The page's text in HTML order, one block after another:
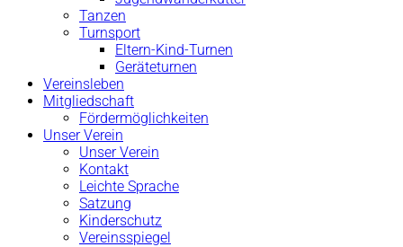
Tanzen
Turnsport
Eltern-Kind-Turnen
Geräteturnen
Vereinsleben
Mitgliedschaft
Fördermöglichkeiten
Unser Verein
Unser Verein
Kontakt
Leichte Sprache
Satzung
Kinderschutz
Vereinsspiegel